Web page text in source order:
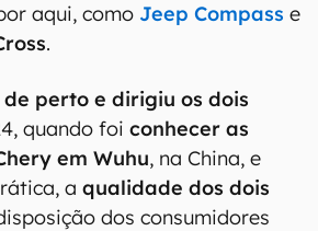
aqui, como Jeep Compass e
.
perto e dirigiu os dois
quando foi conhecer as
em Wuhu, na China, e
a qualidade dos dois
dos consumidores